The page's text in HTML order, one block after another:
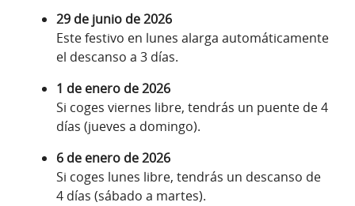
29 de junio de 2026
Este festivo en lunes alarga automáticamente
el descanso a 3 días.
1 de enero de 2026
Si coges viernes libre, tendrás un puente de 4
días (jueves a domingo).
6 de enero de 2026
Si coges lunes libre, tendrás un descanso de
4 días (sábado a martes).